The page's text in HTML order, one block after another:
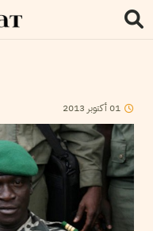
01أكتوبر 2013